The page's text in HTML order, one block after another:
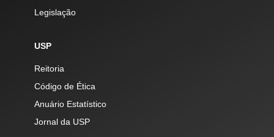
Legislação
USP
Reitoria
Código de Ética
Anuário Estatístico
Jornal da USP